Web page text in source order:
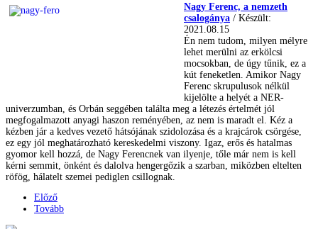
Nagy Ferenc, a nemzeth
csalogánya / Készült:
2021.08.15
Én nem tudom, milyen mélyre
lehet merülni az erkölcsi
mocsokban, de úgy tűnik, ez a
kút feneketlen. Amikor Nagy
Ferenc skrupulusok nélkül
kijelölte a helyét a NER-
univerzumban, és Orbán seggében találta meg a létezés értelmét jól
megfogalmazott anyagi haszon reményében, az nem is maradt el. Kéz a
kézben jár a kedves vezető hátsójának szidolozása és a krajcárok csörgése,
ez egy jól meghatározható kereskedelmi viszony. Igaz, erős és hatalmas
gyomor kell hozzá, de Nagy Ferencnek van ilyenje, tőle már nem is kell
kérni semmit, önként és dalolva hengergőzik a szarban, miközben eltelten
röfög, hálatelt szemei pediglen csillognak.
Előző
Tovább